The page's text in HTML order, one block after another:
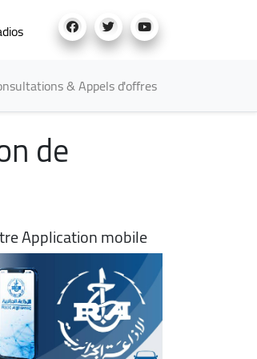
& Appels d'offres
de
Application mobile